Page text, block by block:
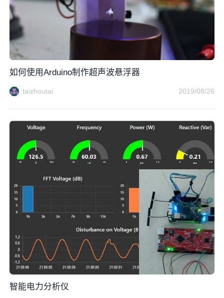
如何使用Arduino制作超声波悬浮器
taizhoutai 2019/08/26
智能电力分析仪